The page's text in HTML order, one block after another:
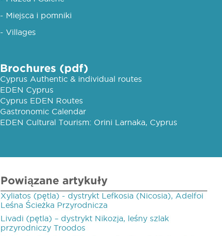
- Miejsca i pomniki
- Villages
Brochures (pdf)
Cyprus Authentic & individual routes
EDEN Cyprus
Cyprus EDEN Routes
Gastronomic Calendar
EDEN Cultural Tourism: Orini Larnaka, Cyprus
Powiązane artykuły
Xyliatos (pętla) - dystrykt Lefkosia (Nicosia), Adelfoi
Leśna Ścieżka Przyrodnicza
Livadi (pętla) – dystrykt Nikozja, leśny szlak
przyrodniczy Troodos